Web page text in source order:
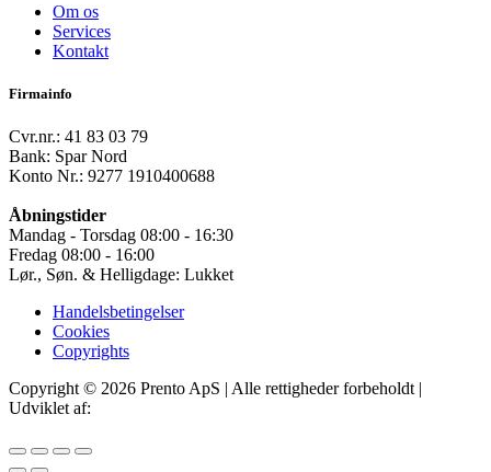
Om os
Services
Kontakt
Firmainfo
Cvr.nr.: 41 83 03 79
Bank: Spar Nord
Konto Nr.: 9277 1910400688
Åbningstider
Mandag - Torsdag 08:00 - 16:30
Fredag 08:00 - 16:00
Lør., Søn. & Helligdage: Lukket
Handelsbetingelser
Cookies
Copyrights
Copyright © 2026 Prento ApS | Alle rettigheder forbeholdt |
Udviklet af: